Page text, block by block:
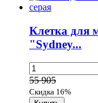
Клетка для
"Sydney...
55 905
Скидка 16%